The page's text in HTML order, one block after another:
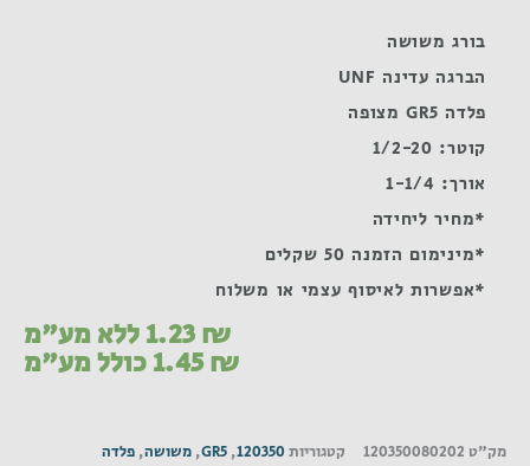
מצופה
בורג משושה
הברגה עדינה UNF
פלדה GR5 מצופה
קוטר: 1/2-20
אורך: 1-1/4
*מחיר ליחידה
*מינימום הזמנה 50 שקלים
*אפשרות לאיסוף עצמי או משלוח
1.23₪ ללא מע"מ
1.45₪ כולל מע"מ
מק"ט 120350080202 קטגוריות 120350
,
GR5
, משושה, פלדה